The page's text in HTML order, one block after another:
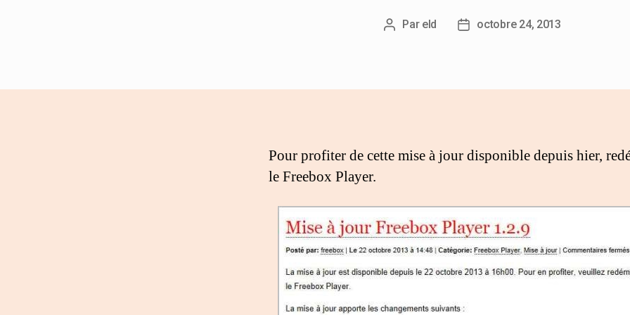
Par eld octobre 24, 2013
Pour profiter de cette mise à jour disponible depuis hier,
le Freebox Player.